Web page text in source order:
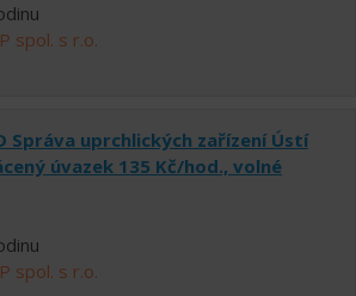
spol. s r.o.
Správa uprchlických zařízení Ústí
úvazek 135 Kč/hod., volné
spol. s r.o.